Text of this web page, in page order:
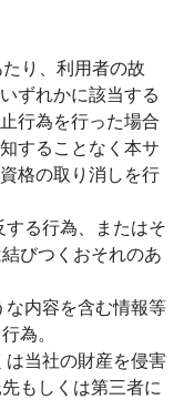
り、利用者の故
ずれかに該当する
行為を行った場合
することなく本サ
格の取り消しを行
る行為、またはそ
びつくおそれのあ
な内容を含む情報等
為。
は当社の財産を侵害
もしくは第三者に